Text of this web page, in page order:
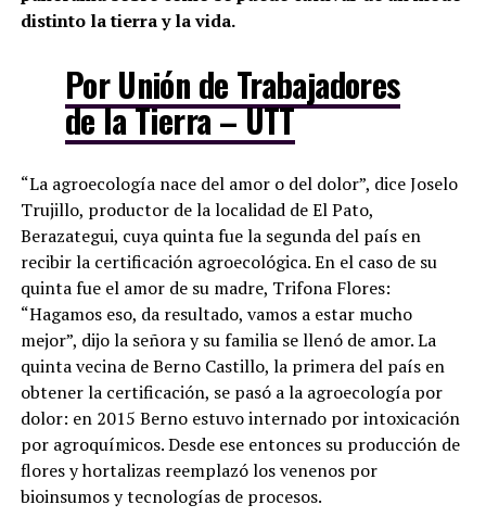
distinto la tierra y la vida.
Por Unión de Trabajadores
de la Tierra – UTT
“La agroecología nace del amor o del dolor”, dice Joselo
Trujillo, productor de la localidad de El Pato,
Berazategui, cuya quinta fue la segunda del país en
recibir la certificación agroecológica. En el caso de su
quinta fue el amor de su madre, Trifona Flores:
“Hagamos eso, da resultado, vamos a estar mucho
mejor”, dijo la señora y su familia se llenó de amor. La
quinta vecina de Berno Castillo, la primera del país en
obtener la certificación, se pasó a la agroecología por
dolor: en 2015 Berno estuvo internado por intoxicación
por agroquímicos. Desde ese entonces su producción de
flores y hortalizas reemplazó los venenos por
bioinsumos y tecnologías de procesos.